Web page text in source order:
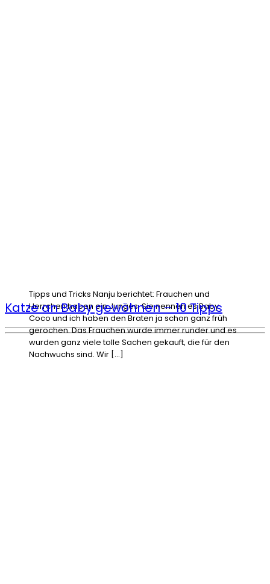
Tipps und Tricks Nanju berichtet: Frauchen und
Herrchen haben ein Junges. Sie nennen es Baby.
Coco und ich haben den Braten ja schon ganz früh
gerochen. Das Frauchen wurde immer runder und es
wurden ganz viele tolle Sachen gekauft, die für den
Nachwuchs sind. Wir […]
Katze an Baby gewöhnen – 10 Tipps